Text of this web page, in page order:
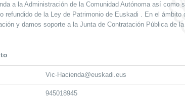
a la Administración de la Comunidad Autónoma así como
refundido de la Ley de Patrimonio de Euskadi . En el ámbito
y damos soporte a la Junta de Contratación Pública de
Vic-Hacienda@euskadi.eus
945018945